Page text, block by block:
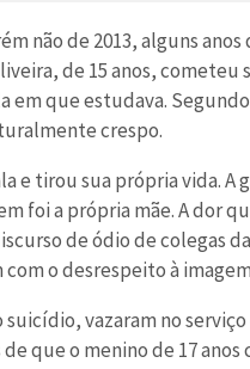
não de 2013, alguns
de 15 anos,
que estudava.
crespo.
e tirou sua própria vida.
foi a própria mãe. A dor
de ódio de colegas
o desrespeito à
vazaram no
que o menino de 17